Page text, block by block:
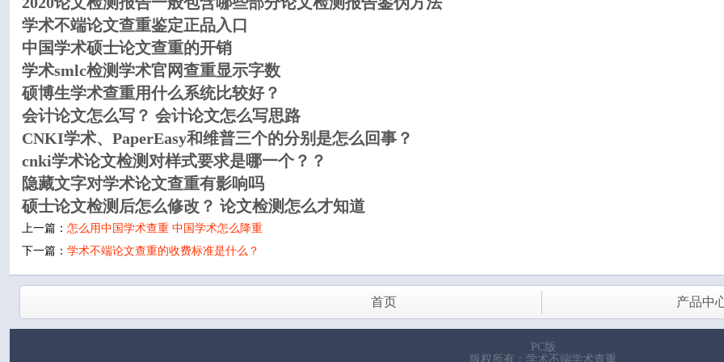
学术不端论文查重鉴定正品入口
中国学术硕士论文查重的开销
学术smlc检测学术官网查重显示字数
硕博生学术查重用什么系统比较好？
会计论文怎么写？ 会计论文怎么写思路
CNKI学术、PaperEasy和维普三个的分别是怎么回事？
cnki学术论文检测对样式要求是哪一个？？
隐藏文字对学术论文查重有影响吗
硕士论文检测后怎么修改？ 论文检测怎么才知道
上一篇： 怎么用中国学术查重 中国学术怎么降重
下一篇： 学术不端论文查重的收费标准是什么？
首页 产品中
PC版
版权所有：学术不端学术查重